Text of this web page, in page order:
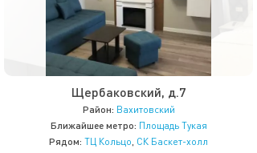
Щербаковский, д.7
Район: Вахитовский
Ближайшее метро: Площадь Тукая
Рядом: ТЦ Кольцо, СК Баскет-холл